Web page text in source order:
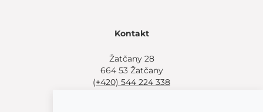
Kontakt
Žatčany 28
664 53 Žatčany
(+420) 544 224 338